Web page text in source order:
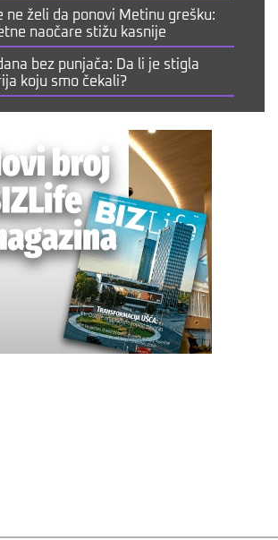
ne želi da ponovi Metinu grešku:
naočare stižu kasnije
bez punjača: Da li je stigla
koju smo čekali?